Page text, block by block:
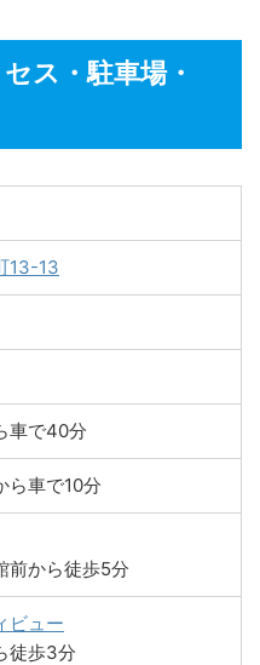
ス・駐車場・
13-13
車で40分
ら車で10分
前から徒歩5分
ビュー
徒歩3分